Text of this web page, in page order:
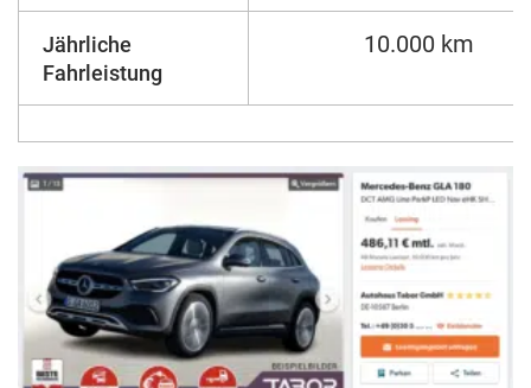
Jährliche
Fahrleistung
10.000 km